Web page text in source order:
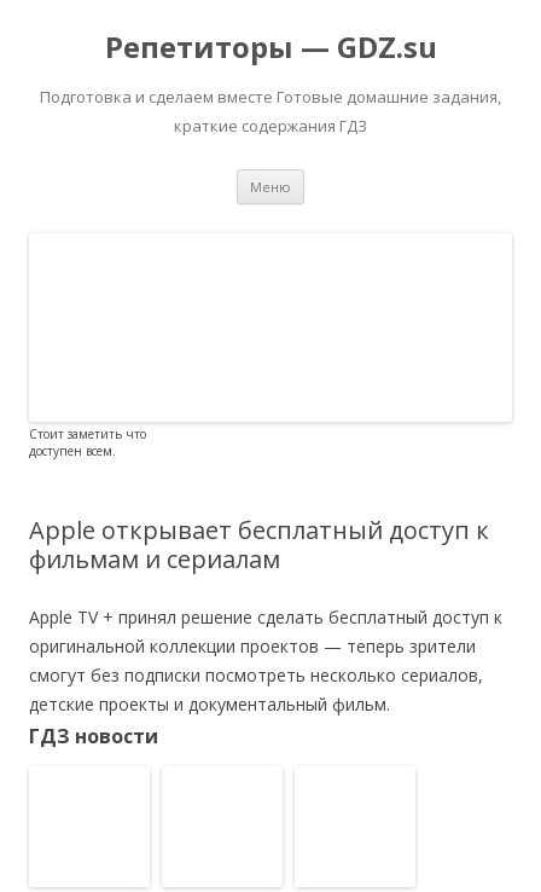
Репетиторы — GDZ.su
Подготовка и сделаем вместе Готовые домашние задания,
краткие содержания ГДЗ
Меню
Стоит заметить что
доступен всем.
Apple открывает бесплатный доступ к
фильмам и сериалам
Apple TV + принял решение сделать бесплатный доступ к
оригинальной коллекции проектов — теперь зрители
смогут без подписки посмотреть несколько сериалов,
детские проекты и документальный фильм.
ГДЗ новости